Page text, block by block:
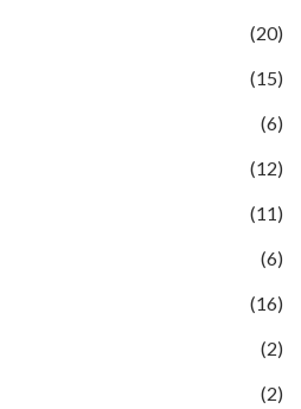
(20)
(15)
(6)
(12)
(11)
(6)
(16)
(2)
(2)